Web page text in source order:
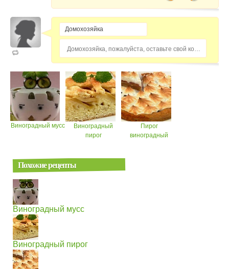
Виноградный мусс
Виноградный
пирог
Пирог
виноградный
Похожие рецепты
Виноградный мусс
Виноградный пирог